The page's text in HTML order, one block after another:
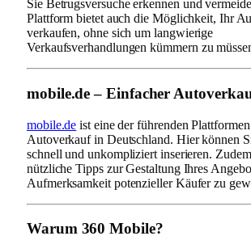
Sie Betrugsversuche erkennen und
Plattform bietet auch die Möglichkeit, Ihr
verkaufen, ohne sich um langwierige
Verkaufsverhandlungen kümmern zu
mobile.de – Einfacher
mobile.de ist eine der führenden
Autoverkauf in Deutschland. Hier können
schnell und unkompliziert inserieren.
nützliche Tipps zur Gestaltung Ihres
Aufmerksamkeit potenzieller Käufer zu
Warum 360 Mobile?